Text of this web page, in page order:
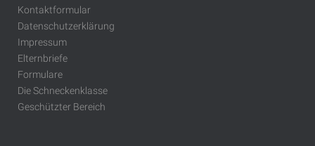
Kontaktformular
Datenschutzerklärung
Impressum
Elternbriefe
Formulare
Die Schneckenklasse
Geschützter Bereich